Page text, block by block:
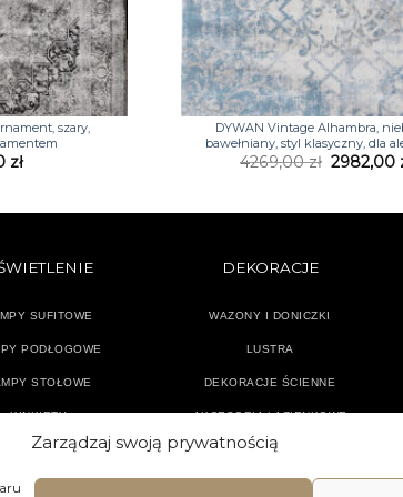
Zarządzaj swoją prywatnością
szary,
zł
+
DYWAN Vintage Alhambra,
bawełniany, styl klasyczny, dla
4269,00zł 2982,00
SUFITOWE
PODŁOGOWE
STOŁOWE
KINKIETY
DEKORACJE
WAZONY I DONICZKI
LUSTRA
DEKORACJE ŚCIENNE
AKCESORIA ŁAZIENKOWE
TEKSTYLIA
DODATKI